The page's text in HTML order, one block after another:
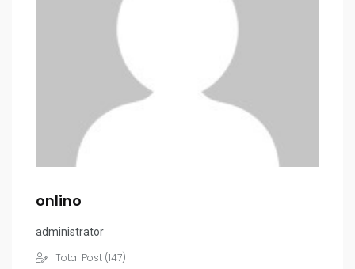
onlino
administrator
Total Post (147)